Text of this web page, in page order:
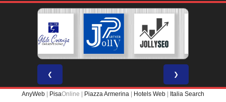
❮ ❯
AnyWeb | PisaOnline | Piazza Armerina | Hotels Web | Italia Search